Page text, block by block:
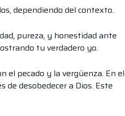
dependiendo del contexto.
pureza, y honestidad ante
tu verdadero yo.
el pecado y la vergüenza. En el
de desobedecer a Dios. Este